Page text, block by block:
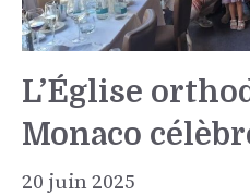
L’Église
Monaco
20 juin 2025